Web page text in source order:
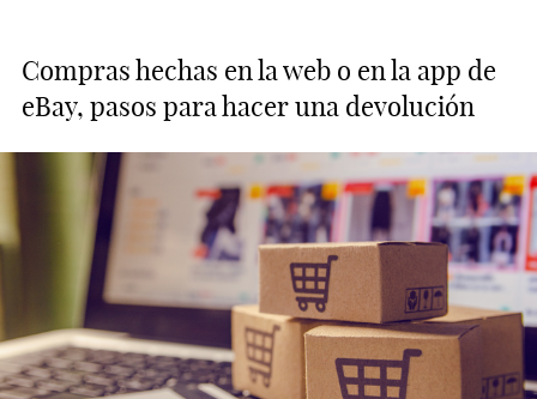
Compras hechas en la web o en la app de
eBay, pasos para hacer una devolución